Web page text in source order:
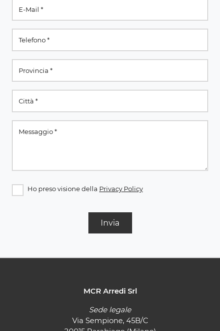
Ho preso visione della Privacy Policy
Invia
MCR Arredi Srl
Sede legale
Via Sempione, 45B/C